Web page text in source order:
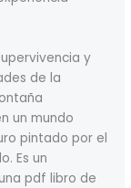
y
de la
un mundo
pintado por el
Es un
pdf libro de